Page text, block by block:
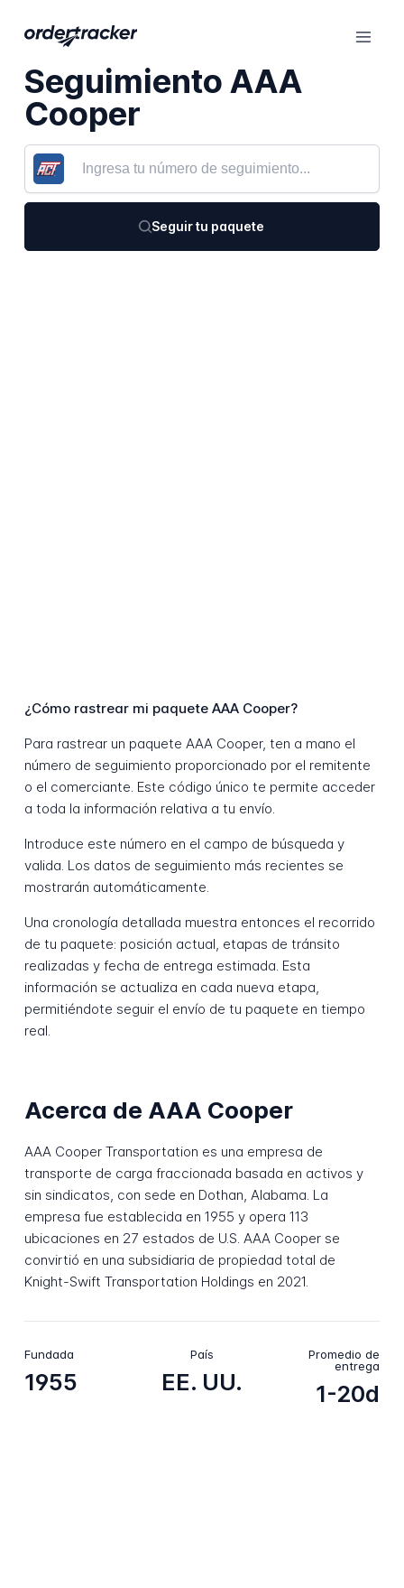
Seguimiento AAA
Cooper
Seguir tu paquete
¿Cómo rastrear mi paquete AAA Cooper?
Para rastrear un paquete AAA Cooper, ten a mano el
número de seguimiento proporcionado por el remitente
o el comerciante. Este código único te permite acceder
a toda la información relativa a tu envío.
Introduce este número en el campo de búsqueda y
valida. Los datos de seguimiento más recientes se
mostrarán automáticamente.
Una cronología detallada muestra entonces el recorrido
de tu paquete: posición actual, etapas de tránsito
realizadas y fecha de entrega estimada. Esta
información se actualiza en cada nueva etapa,
permitiéndote seguir el envío de tu paquete en tiempo
real.
Acerca de AAA Cooper
AAA Cooper Transportation es una empresa de
transporte de carga fraccionada basada en activos y
sin sindicatos, con sede en Dothan, Alabama. La
empresa fue establecida en 1955 y opera 113
ubicaciones en 27 estados de U.S. AAA Cooper se
convirtió en una subsidiaria de propiedad total de
Knight-Swift Transportation Holdings en 2021.
Fundada
1955
País
EE. UU.
Promedio de
entrega
1-20d